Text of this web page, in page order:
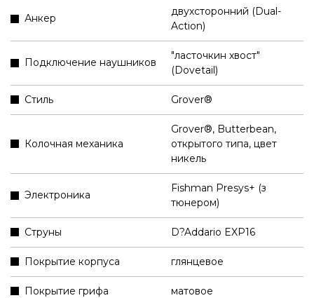
Анкер
двухсторонний (Dual-
Action)
Подключение наушников
"ласточкин хвост"
(Dovetail)
Стиль Grover®
Колочная механика
Grover®, Butterbean,
открытого типа, цвет
никель
Электроника
Fishman Presys+ (з
тюнером)
Струны D?Addario EXP16
Покрытие корпуса глянцевое
Покрытие грифа матовое